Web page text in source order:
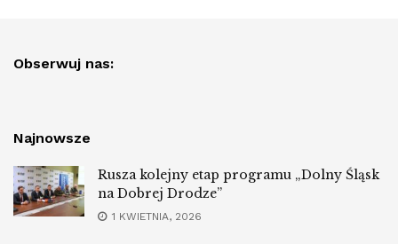
Obserwuj nas:
Najnowsze
Rusza kolejny etap programu „Dolny Śląsk
na Dobrej Drodze”
1 KWIETNIA, 2026